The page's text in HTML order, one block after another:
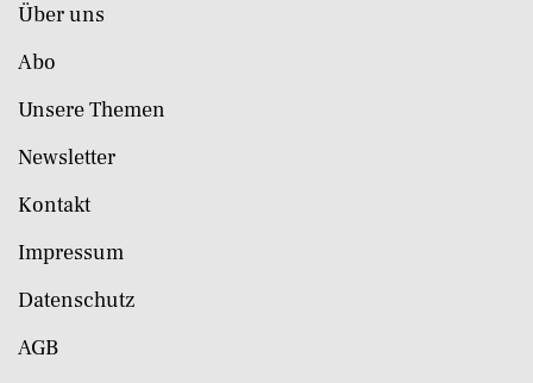
Über uns
Abo
Unsere Themen
Newsletter
Kontakt
Impressum
Datenschutz
AGB